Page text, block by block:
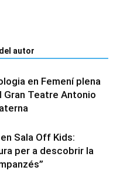
autor
en Femení plena
Teatre Antonio
Sala Off Kids:
per a descobrir la